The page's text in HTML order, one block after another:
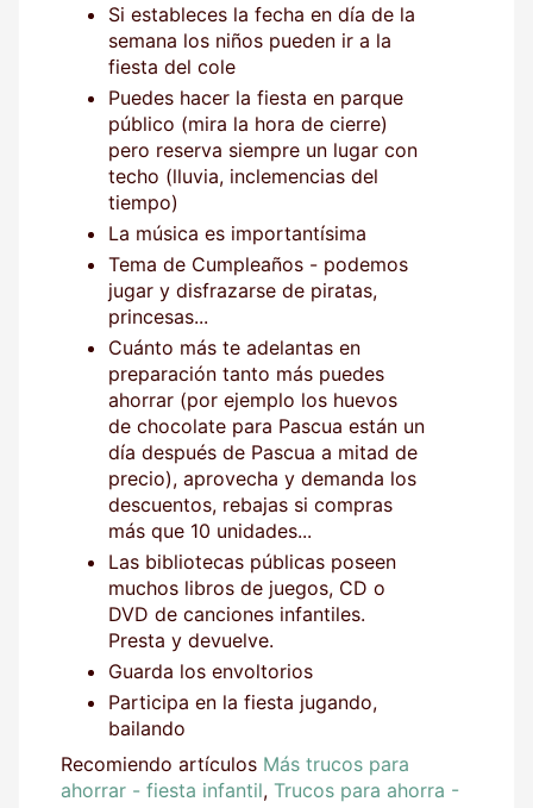
Si estableces la fecha en día de la
semana los niños pueden ir a la
fiesta del cole
Puedes hacer la fiesta en parque
público (mira la hora de cierre)
pero reserva siempre un lugar con
techo (lluvia, inclemencias del
tiempo)
La música es importantísima
Tema de Cumpleaños - podemos
jugar y disfrazarse de piratas,
princesas...
Cuánto más te adelantas en
preparación tanto más puedes
ahorrar (por ejemplo los huevos
de chocolate para Pascua están un
día después de Pascua a mitad de
precio), aprovecha y demanda los
descuentos, rebajas si compras
más que 10 unidades...
Las bibliotecas públicas poseen
muchos libros de juegos, CD o
DVD de canciones infantiles.
Presta y devuelve.
Guarda los envoltorios
Participa en la fiesta jugando,
bailando
Recomiendo artículos Más trucos para
ahorrar - fiesta infantil, Trucos para ahorra -